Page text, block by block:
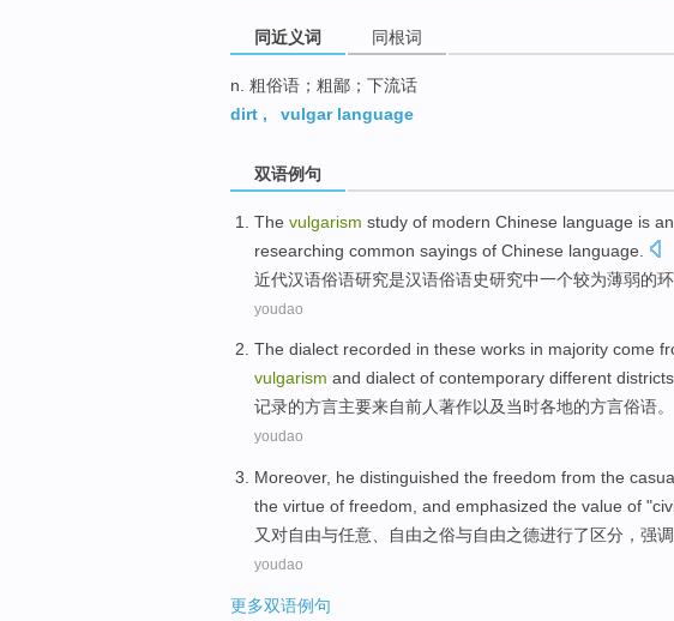
同近义词 同根词
n. 粗俗语；粗鄙；下流话
dirt , vulgar language
双语例句
The vulgarism study of modern Chinese language is an
researching common sayings of Chinese language.
近代汉语俗语研究是汉语俗语史研究中一个较为薄弱的
youdao
The dialect recorded in these works in majority come
vulgarism and dialect of contemporary different
记录的方言主要来自前人著作以及当时各地的方言俗语。
youdao
Moreover, he distinguished the freedom from the
the virtue of freedom , and emphasized the value of "
又 对自由与任意、自由之俗与自由之德进行了 区分 ， 强调
youdao
更多双语例句